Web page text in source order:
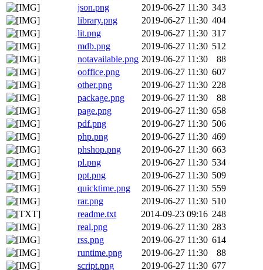
json.png
2019-06-27 11:30 343
library.png
2019-06-27 11:30 404
lit.png
2019-06-27 11:30 317
mdb.png
2019-06-27 11:30 512
notavailable.png 2019-06-27 11:30
88
ooffice.png
2019-06-27 11:30 607
other.png
2019-06-27 11:30 228
package.png
2019-06-27 11:30
88
page.png
2019-06-27 11:30 658
pdf.png
2019-06-27 11:30 506
php.png
2019-06-27 11:30 469
phshop.png
2019-06-27 11:30 663
pl.png
2019-06-27 11:30 534
ppt.png
2019-06-27 11:30 509
quicktime.png
2019-06-27 11:30 559
rar.png
2019-06-27 11:30 510
readme.txt
2014-09-23 09:16 248
real.png
2019-06-27 11:30 283
rss.png
2019-06-27 11:30 614
runtime.png
2019-06-27 11:30
88
script.png
2019-06-27 11:30 677